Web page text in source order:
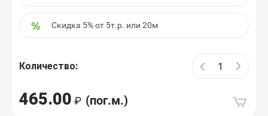
Скидка 5% от 5т.р. или 20м
Количество:
465.00 (пог.м.)